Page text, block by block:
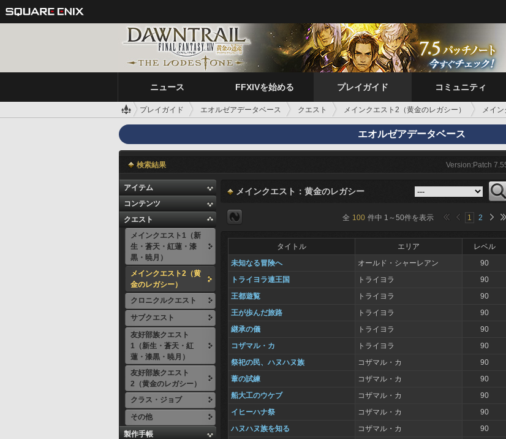
ニュース FFXIVを始める プレイガイド コミュニティ
プレイガイド エオルゼアデータベース クエスト メインクエスト2（黄金のレガシー） メイ
エオルゼアデータベース
検索結果 Version:Patch
アイテム
コンテンツ
クエスト
メインクエスト1（新
生・蒼天・紅蓮・漆
黒・暁月）
メインクエスト2（黄
金のレガシー）
クロニクルクエスト
サブクエスト
友好部族クエスト
1（新生・蒼天・紅
蓮・漆黒・暁月）
友好部族クエスト
2（黄金のレガシー）
クラス・ジョブ
その他
製作手帳
メインクエスト：黄金のレガシー
全 100 件中 1 ～50件を表示 1 2
タイトル エリア
レベル
未知なる冒険へ
オールド・シャーレアン
90
トライヨラ連王国
トライヨラ
90
王都遊覧
トライヨラ
90
王が歩んだ旅路
トライヨラ
90
継承の儀
トライヨラ
90
コザマル・カ
トライヨラ
90
祭祀の民、ハヌハヌ族
コザマル・カ
90
葦の試練
コザマル・カ
90
船大工のウケブ
コザマル・カ
90
イヒーハナ祭
コザマル・カ
90
ハヌハヌ族を知る
コザマル・カ
90